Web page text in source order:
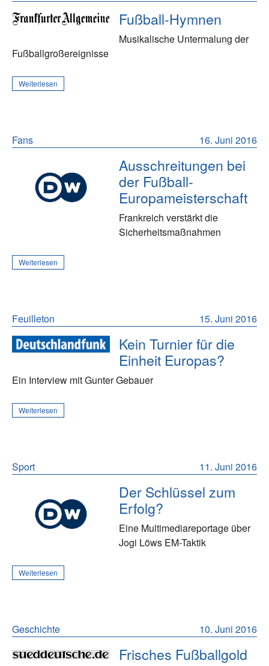
Fußball-Hymnen
Musikalische Untermalung der
Fußballgroßereignisse
Weiterlesen
16. Juni 2016
Fans
Ausschreitungen bei
der Fußball-
Europameisterschaft
Frankreich verstärkt die
Sicherheitsmaßnahmen
Weiterlesen
15. Juni 2016
Feuilleton
Kein Turnier für die
Einheit Europas?
Ein Interview mit Gunter Gebauer
Weiterlesen
11. Juni 2016
Sport
Der Schlüssel zum
Erfolg?
Eine Multimediareportage über
Jogi Löws EM-Taktik
Weiterlesen
10. Juni 2016
Geschichte
Frisches Fußballgold